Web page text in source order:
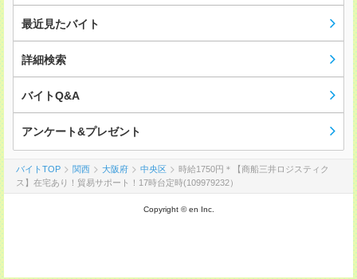
最近見たバイト
詳細検索
バイトQ&A
アンケート&プレゼント
バイトTOP 関西 大阪府 中央区
時給1750円＊【商船三井ロジスティク
ス】在宅あり！貿易サポート！17時台定時(109979232）
Copyright © en Inc.